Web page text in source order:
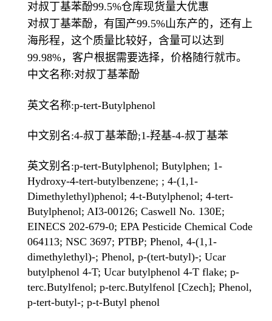
对叔丁基苯酚99.5%仓库现货量大优惠
对叔丁基苯酚，有国产99.5%山东产的，还有上
海彤程，这个质量比较好，含量可以达到
99.98%，客户根据需要选择，价格随行就市。
中文名称:对叔丁基苯酚
英文名称:p-tert-Butylphenol
中文别名:4-叔丁基苯酚;1-羟基-4-叔丁基苯
英文别名:p-tert-Butylphenol; Butylphen; 1-
Hydroxy-4-tert-butylbenzene; ; 4-(1,1-
Dimethylethyl)phenol; 4-t-Butylphenol; 4-tert-
Butylphenol; AI3-00126; Caswell No. 130E;
EINECS 202-679-0; EPA Pesticide Chemical Code
064113; NSC 3697; PTBP; Phenol, 4-(1,1-
dimethylethyl)-; Phenol, p-(tert-butyl)-; Ucar
butylphenol 4-T; Ucar butylphenol 4-T flake; p-
terc.Butylfenol; p-terc.Butylfenol [Czech]; Phenol,
p-tert-butyl-; p-t-Butyl phenol